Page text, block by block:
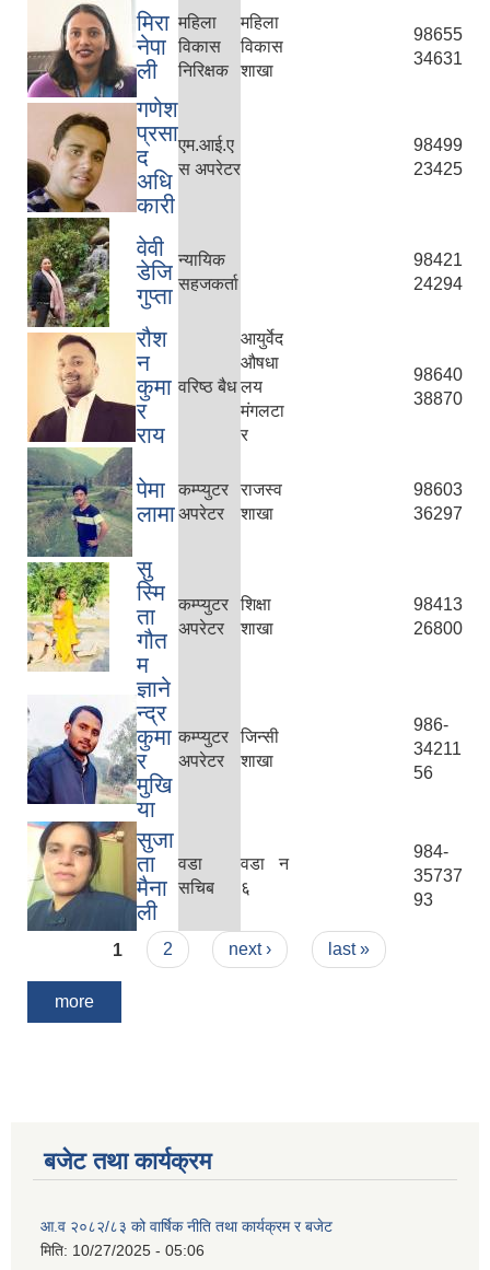
मिरा
नेपा
ली
महिला
विकास
निरिक्षक
महिला
विकास
शाखा
98655
34631
गणेश
प्रसा
द
अधि
कारी
एम.आई.ए
स अपरेटर
98499
23425
वेवी
डेजि
गुप्ता
न्यायिक
सहजकर्ता
98421
24294
रौश
न
कुमा
र
राय
वरिष्ठ बैध
आयुर्वेद
औषधा
लय
मंगलटा
र
98640
38870
पेमा
लामा
कम्प्युटर
अपरेटर
राजस्व
शाखा
98603
36297
सु
स्मि
ता
गौत
म
कम्प्युटर
अपरेटर
शिक्षा
शाखा
98413
26800
ज्ञाने
न्द्र
कुमा
र
मुखि
या
कम्प्युटर
अपरेटर
जिन्सी
शाखा
986-
34211
56
सुजा
ता
मैना
ली
वडा
सचिब
वडा न
६
984-
35737
93
Pages
1 2 next › last »
more
बजेट तथा कार्यक्रम
आ.व २०८२/८३ को वार्षिक नीति तथा कार्यक्रम र बजेट
मिति: 10/27/2025 - 05:06